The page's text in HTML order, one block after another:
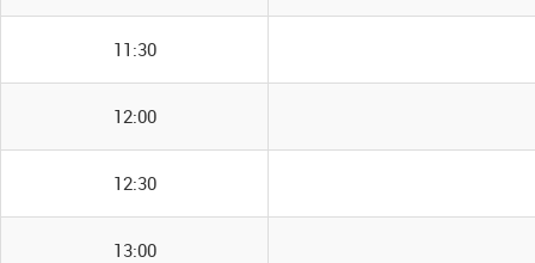
11:30
12:00
12:30
13:00